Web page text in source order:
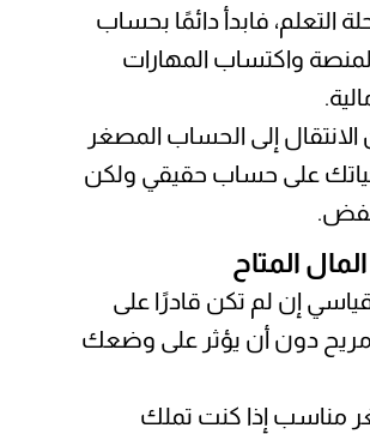
التعلم، فابدأ دائمًا بحساب
واكتساب المهارات
إلى الحساب المصغر
على حساب حقيقي ولكن
إن لم تكن قادرًا على
دون أن يؤثر على وضعك
مناسب إذا كنت تملك